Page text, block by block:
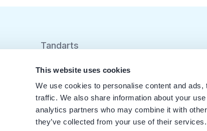
This website uses cookies
We use cookies to personalise content and
traffic. We also share information about your
analytics partners who may combine it with
they’ve collected from your use of their services.
Tandarts
Student
Opleider
Patiënt